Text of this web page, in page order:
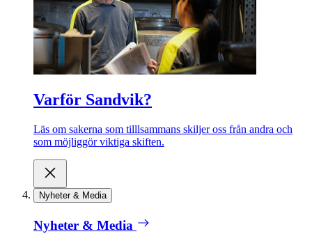
Varför Sandvik?
Läs om sakerna som tilllsammans skiljer oss från andra och
som möjliggör viktiga skiften.
Nyheter & Media
Nyheter & Media